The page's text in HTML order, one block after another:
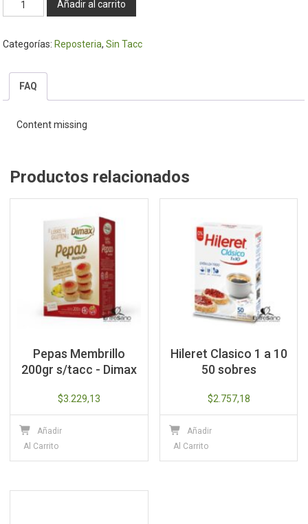
de
Alicante
cantidad
Añadir al carrito
Categorías: Reposteria,Sin Tacc
FAQ
Content missing
Productos relacionados
Pepas Membrillo
200gr s/tacc - Dimax
$3.229,13
Añadir
Al Carrito
Hileret Clasico 1 a 10
50 sobres
$2.757,18
Añadir
Al Carrito